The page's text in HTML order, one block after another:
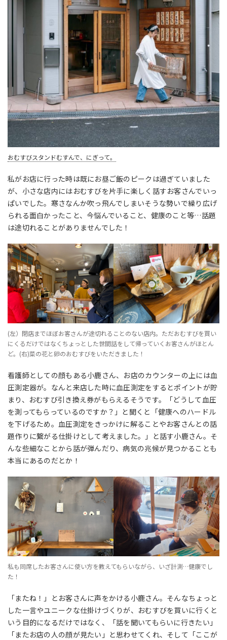
おむすびスタンドむすんで、にぎって。
私がお店に行った時は既にお昼ご飯のピークは過ぎていました
が、小さな店内にはおむすびを片手に楽しく話すお客さんでいっ
ぱいでした。寒さなんか吹っ飛んでしまいそうな勢いで繰り広げ
られる面白かったこと、今悩んでいること、健康のこと等…話題
は途切れることがありませんでした！
(左）閉店までほぼお客さんが途切れることのない店内。ただおむすびを買い
にくるだけではなくちょっとした世間話をして帰っていくお客さんがほとん
ど。(右)菜の花と卵のおむすびをいただきました！
看護師としての顔もある小鹿さん、お店のカウンターの上には血
圧測定器が。なんと来店した時に血圧測定をするとポイントが貯
まり、おむすび引き換え券がもらえるそうです。「どうして血圧
を測ってもらっているのですか？」と聞くと「健康へのハードル
を下げるため。血圧測定をきっかけに解ることやお客さんとの話
題作りに繋がる仕掛けとして考えました。」と話す小鹿さん。そ
んな些細なことから話が弾んだり、病気の兆候が見つかることも
本当にあるのだとか！
私も同席したお客さんに使い方を教えてもらいながら、いざ計測…健康でし
た！
「またね！」とお客さんに声をかける小鹿さん。そんなちょっと
した一言やユニークな仕掛けづくりが、おむすびを買いに行くと
いう目的になるだけではなく、「話を聞いてもらいに行きたい」
「またお店の人の顔が見たい」と思わせてくれ、そして「ここが